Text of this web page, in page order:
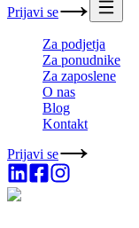
Prijavi se
Za podjetja
Za ponudnike
Za zaposlene
O nas
Blog
Kontakt
Prijavi se